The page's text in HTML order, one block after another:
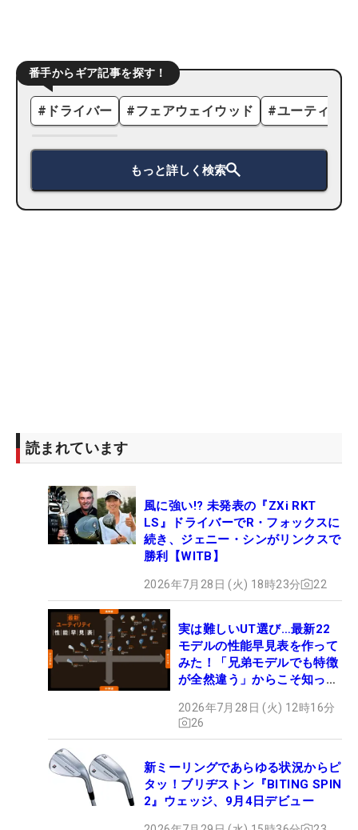
番手からギア記事を探す！
# ドライバー #フェアウェイウッド #ユーティリ
もっと詳しく検索
読まれています
風に強い!? 未発表の『ZXi RKT
LS』ドライバーでR・フォックスに
続き、ジェニー・シンがリンクスで
勝利【WITB】
2026年7月28日 (火) 18時23分 22
実は難しいUT選び…最新22
モデルの性能早見表を作って
みた！「兄弟モデルでも特徴
が全然違う」からこそ知って
アカタログ2026
2026年7月28日 (火) 12時16分
26
新ミーリングであらゆる状況からピ
タッ！ブリヂストン『BITING SPIN
2』ウェッジ、9月4日デビュー